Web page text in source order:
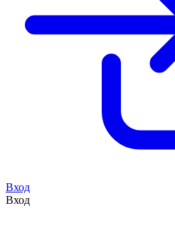
Вход
Вход